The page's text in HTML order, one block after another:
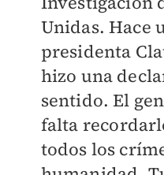
Unidas. Hace
presidenta
hizo una
sentido. El
falta
todos los